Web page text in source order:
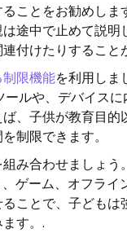
ことをお勧めしま
途中で止めて説明
付けたりすること
限機能を利用しま
ールや、デバイス
、子供が教育目的
制限できます。
み合わせましょう
ゲーム、オフライ
ことで、子どもは
す。.